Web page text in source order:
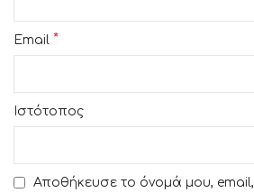
Email *
Ιστότοπος
Αποθήκευσε το όνομά μου, email,